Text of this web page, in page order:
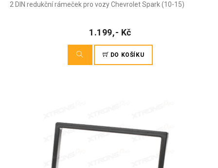
2 DIN redukční rámeček pro vozy Chevrolet Spark (10-15)
1.199,- Kč
DO KOŠÍKU